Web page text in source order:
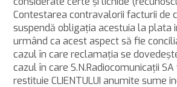
Contestarea contravalorii facturii de
suspendă obligaţia acestuia la plata
urmând ca acest aspect să fie
cazul în care reclamaţia se
cazul în care S.N.Radiocomunicaţii
restituie CLIENTULUI anumite sume